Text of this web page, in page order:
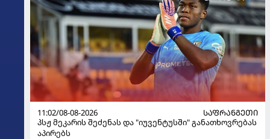
11:02/08-08-2026
ᲡᲐᲤᲠᲐᲜᲒᲔᲗᲘ
პსჟ მეკარის შეძენას და "იუვენტუსში" განათხოვრებას
აპირებს